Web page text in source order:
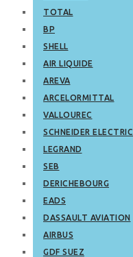
TOTAL
BP
SHELL
AIR LIQUIDE
AREVA
ARCELORMITTAL
VALLOUREC
SCHNEIDER ELECTRIC
LEGRAND
SEB
DERICHEBOURG
EADS
DASSAULT AVIATION
AIRBUS
GDF SUEZ